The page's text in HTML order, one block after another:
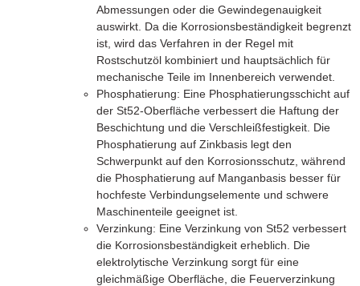
Abmessungen oder die Gewindegenauigkeit
auswirkt. Da die Korrosionsbeständigkeit begrenzt
ist, wird das Verfahren in der Regel mit
Rostschutzöl kombiniert und hauptsächlich für
mechanische Teile im Innenbereich verwendet.
Phosphatierung: Eine Phosphatierungsschicht auf
der St52-Oberfläche verbessert die Haftung der
Beschichtung und die Verschleißfestigkeit. Die
Phosphatierung auf Zinkbasis legt den
Schwerpunkt auf den Korrosionsschutz, während
die Phosphatierung auf Manganbasis besser für
hochfeste Verbindungselemente und schwere
Maschinenteile geeignet ist.
Verzinkung: Eine Verzinkung von St52 verbessert
die Korrosionsbeständigkeit erheblich. Die
elektrolytische Verzinkung sorgt für eine
gleichmäßige Oberfläche, die Feuerverzinkung